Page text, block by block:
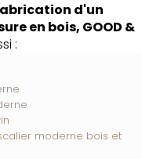
d'un
en bois, GOOD &
:
moderne bois et